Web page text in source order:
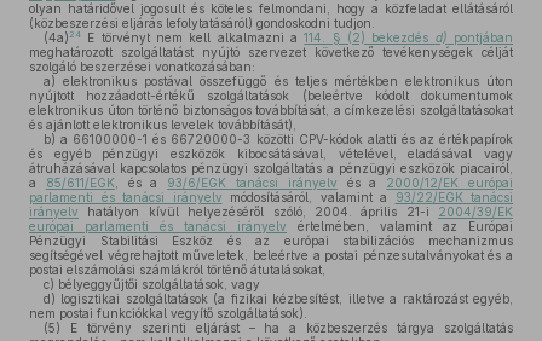
olyan határidővel jogosult és köteles felmondani, hogy a közfeladat ellátásáról
(közbeszerzési eljárás lefolytatásáról) gondoskodni tudjon.
(4a) 24 E törvényt nem kell alkalmazni a114. § (2) bekezdés d) pontjában
meghatározott szolgáltatást nyújtó szervezet következő tevékenységek célját
szolgáló beszerzései vonatkozásában:
a) elektronikus postával összefüggő és teljes mértékben elektronikus úton
nyújtott hozzáadott-értékű szolgáltatások (beleértve kódolt dokumentumok
elektronikus úton történő biztonságos továbbítását, a címkezelési szolgáltatásokat
és ajánlott elektronikus levelek továbbítását),
b) a 66100000-1 és 66720000-3 közötti CPV-kódok alatti és az értékpapírok
és egyéb pénzügyi eszközök kibocsátásával, vételével, eladásával vagy
átruházásával kapcsolatos pénzügyi szolgáltatás a pénzügyi eszközök piacairól,
a 85/611/EGK , és a 93/6/EGK tanácsi irányelv és a 2000/12/EK európai
parlamenti és tanácsi irányelv módosításáról, valamint a
93/22/EGK tanácsi
irányelv hatályon kívül helyezéséről szóló, 2004. április 21-i 2004/39/EK
európai parlamenti és tanácsi irányelv értelmében, valamint az Európai
Pénzügyi Stabilitási Eszköz és az európai stabilizációs mechanizmus
segítségével végrehajtott műveletek, beleértve a postai pénzesutalványokat és a
postai elszámolási számlákról történő átutalásokat,
c) bélyeggyűjtői szolgáltatások, vagy
d) logisztikai szolgáltatások (a fizikai kézbesítést, illetve a raktározást egyéb,
nem postai funkciókkal vegyítő szolgáltatások).
(5) E törvény szerinti eljárást – ha a közbeszerzés tárgya szolgáltatás